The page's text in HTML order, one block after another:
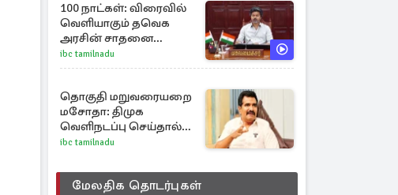
100 நாட்கள்: விரைவில்
வெளியாகும் தவெக
அரசின் சாதனை
பட்டியல்
ibc tamilnadu
தொகுதி மறுவரையறை
மசோதா: திமுக
வெளிநடப்பு செய்தால்
ஆதரவாகவே
நிர்மல்குமார்
ibc tamilnadu
மேலதிக தொடர்புகள்